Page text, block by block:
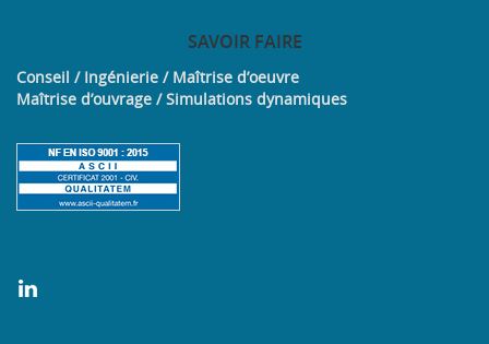
SAVOIRFAIRE
Conseil / Ingénierie / Maîtrise d’oeuvre
Maîtrise d’ouvrage / Simulations dynamiques